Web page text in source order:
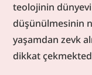
teolojinin
düşünülmesinin
yaşamdan zevk
dikkat